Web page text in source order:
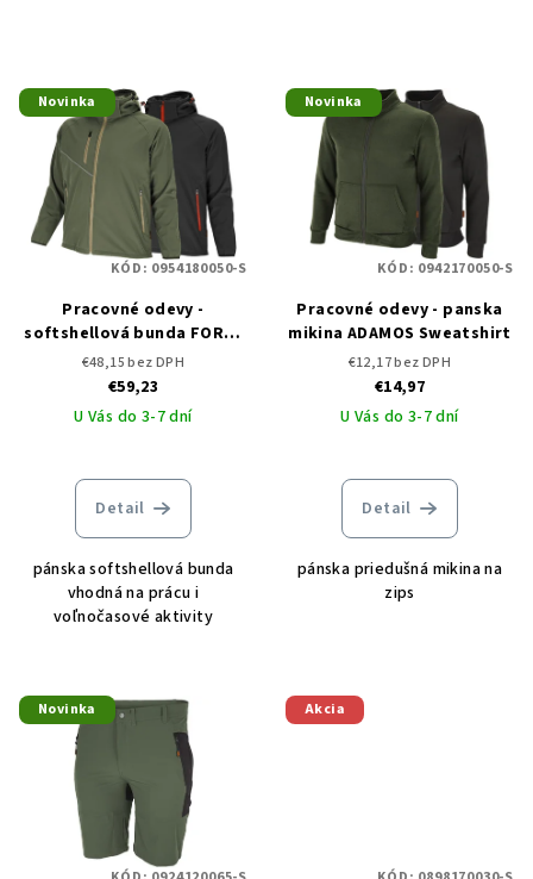
Novinka
Pracovné odevy -
softshellová bunda FORCE
JACKET
€48,15 bez DPH
€59,23
U Vás do 3-7 dní
Detail
pánska softshellová bunda
vhodná na prácu i
voľnočasové aktivity
KÓD: 0954180050-S
Novinka
Pracovné odevy - panska
mikina ADAMOS Sweatshirt
€12,17 bez DPH
€14,97
U Vás do 3-7 dní
Detail
pánska priedušná mikina na
zips
KÓD: 0942170050-S
Novinka Akcia